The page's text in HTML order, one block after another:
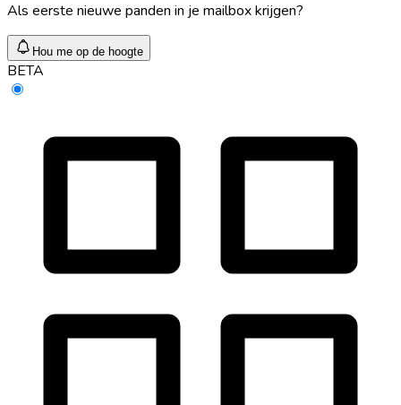
Als eerste nieuwe panden in je mailbox krijgen?
Hou me op de hoogte
BETA